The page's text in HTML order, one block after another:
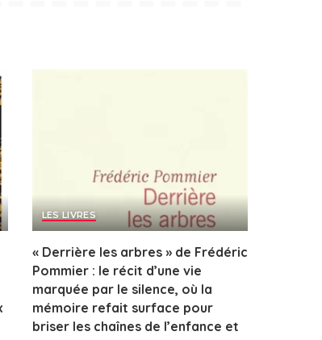
LES LIVRES
« Derrière les arbres » de Frédéric
Pommier : le récit d’une vie
marquée par le silence, où la
mémoire refait surface pour
briser les chaînes de l’enfance et